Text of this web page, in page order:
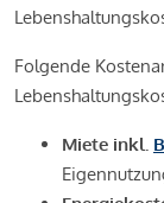
Folgende
Miete inkl.